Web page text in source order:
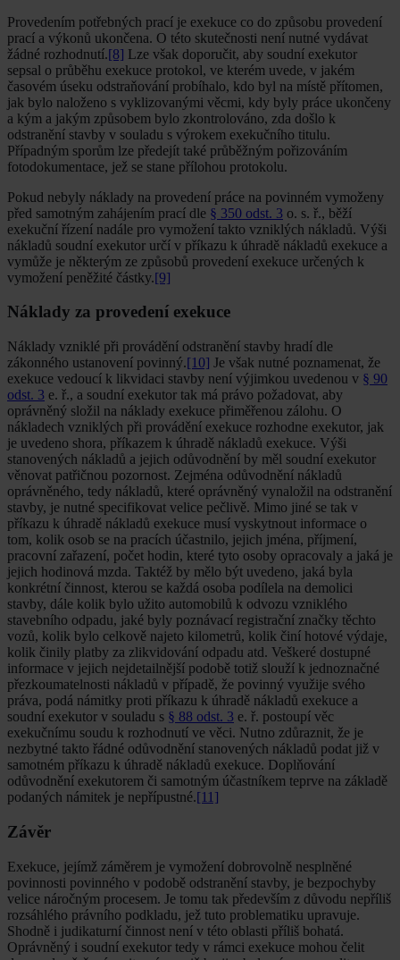
Provedením potřebných prací je exekuce co do způsobu provedení
prací a výkonů ukončena. O této skutečnosti není nutné vydávat
žádné rozhodnutí.[8] Lze však doporučit, aby soudní exekutor
sepsal o průběhu exekuce protokol, ve kterém uvede, v jakém
časovém úseku odstraňování probíhalo, kdo byl na místě přítomen,
jak bylo naloženo s vyklizovanými věcmi, kdy byly práce ukončeny
a kým a jakým způsobem bylo zkontrolováno, zda došlo k
odstranění stavby v souladu s výrokem exekučního titulu.
Případným sporům lze předejít také průběžným pořizováním
fotodokumentace, jež se stane přílohou protokolu.
Pokud nebyly náklady na provedení práce na povinném vymoženy
před samotným zahájením prací dle § 350 odst. 3 o. s. ř., běží
exekuční řízení nadále pro vymožení takto vzniklých nákladů. Výši
nákladů soudní exekutor určí v příkazu k úhradě nákladů exekuce a
vymůže je některým ze způsobů provedení exekuce určených k
vymožení peněžité částky.[9]
Náklady za provedení exekuce
Náklady vzniklé při provádění odstranění stavby hradí dle
zákonného ustanovení povinný.[10] Je však nutné poznamenat, že
exekuce vedoucí k likvidaci stavby není výjimkou uvedenou v § 90
odst. 3 e. ř., a soudní exekutor tak má právo požadovat, aby
oprávněný složil na náklady exekuce přiměřenou zálohu. O
nákladech vzniklých při provádění exekuce rozhodne exekutor, jak
je uvedeno shora, příkazem k úhradě nákladů exekuce. Výši
stanovených nákladů a jejich odůvodnění by měl soudní exekutor
věnovat patřičnou pozornost. Zejména odůvodnění nákladů
oprávněného, tedy nákladů, které oprávněný vynaložil na odstranění
stavby, je nutné specifikovat velice pečlivě. Mimo jiné se tak v
příkazu k úhradě nákladů exekuce musí vyskytnout informace o
tom, kolik osob se na pracích účastnilo, jejich jména, příjmení,
pracovní zařazení, počet hodin, které tyto osoby opracovaly a jaká je
jejich hodinová mzda. Taktéž by mělo být uvedeno, jaká byla
konkrétní činnost, kterou se každá osoba podílela na demolici
stavby, dále kolik bylo užito automobilů k odvozu vzniklého
stavebního odpadu, jaké byly poznávací registrační značky těchto
vozů, kolik bylo celkově najeto kilometrů, kolik činí hotové výdaje,
kolik činily platby za zlikvidování odpadu atd. Veškeré dostupné
informace v jejich nejdetailnější podobě totiž slouží k jednoznačné
přezkoumatelnosti nákladů v případě, že povinný využije svého
práva, podá námitky proti příkazu k úhradě nákladů exekuce a
soudní exekutor v souladu s § 88 odst. 3 e. ř. postoupí věc
exekučnímu soudu k rozhodnutí ve věci. Nutno zdůraznit, že je
nezbytné takto řádné odůvodnění stanovených nákladů podat již v
samotném příkazu k úhradě nákladů exekuce. Doplňování
odůvodnění exekutorem či samotným účastníkem teprve na základě
podaných námitek je nepřípustné.[11]
Závěr
Exekuce, jejímž záměrem je vymožení dobrovolně nesplněné
povinnosti povinného v podobě odstranění stavby, je bezpochyby
velice náročným procesem. Je tomu tak především z důvodu nepříliš
rozsáhlého právního podkladu, jež tuto problematiku upravuje.
Shodně i judikaturní činnost není v této oblasti příliš bohatá.
Oprávněný i soudní exekutor tedy v rámci exekuce mohou čelit